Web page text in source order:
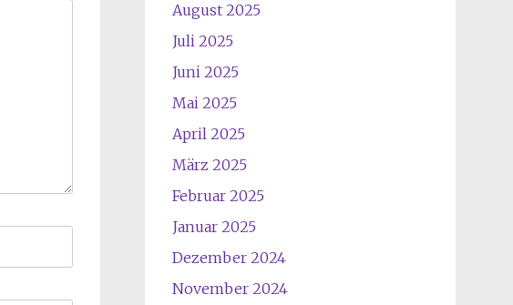
August 2025
Juli 2025
Juni 2025
Mai 2025
April 2025
März 2025
Februar 2025
Januar 2025
Dezember 2024
November 2024